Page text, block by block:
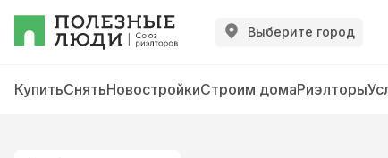
Выберите город
КупитьСнятьНовостройкиСтроим домаРиэлторы